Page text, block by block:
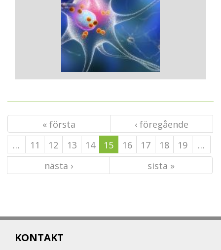
« första
‹ föregående
…
11 12 13 14 15 16 17 18 19
…
nästa ›
sista »
KONTAKT